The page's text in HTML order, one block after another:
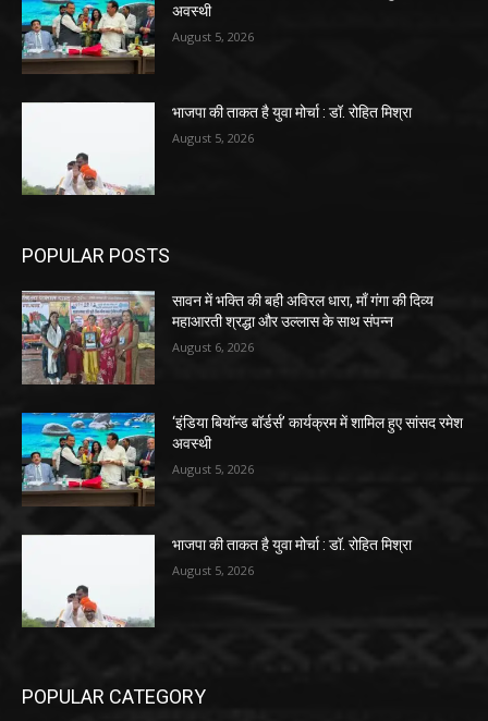
अवस्थी
August 5, 2026
भाजपा की ताकत है युवा मोर्चा : डॉ. रोहित मिश्रा
August 5, 2026
POPULAR POSTS
सावन में भक्ति की बही अविरल धारा, माँ गंगा की दिव्य
महाआरती श्रद्धा और उल्लास के साथ संपन्न
August 6, 2026
‘इंडिया बियॉन्ड बॉर्डर्स’ कार्यक्रम में शामिल हुए सांसद रमेश
अवस्थी
August 5, 2026
भाजपा की ताकत है युवा मोर्चा : डॉ. रोहित मिश्रा
August 5, 2026
POPULAR CATEGORY